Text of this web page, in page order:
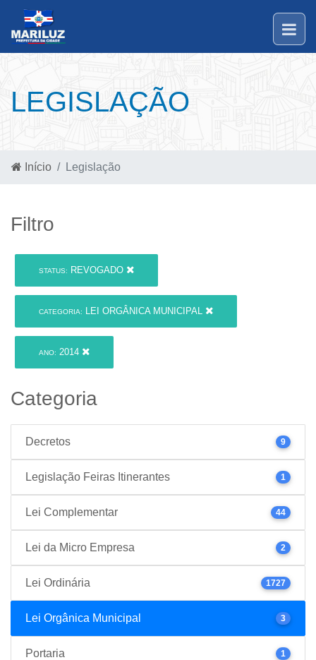
LEGISLAÇÃO
Início Legislação
Filtro
STATUS: REVOGADO
CATEGORIA: LEI ORGÂNICA MUNICIPAL
ANO: 2014
Categoria
Decretos 9
Legislação Feiras Itinerantes 1
Lei Complementar 44
Lei da Micro Empresa 2
Lei Ordinária 1727
Lei Orgânica Municipal 3
Portaria 1